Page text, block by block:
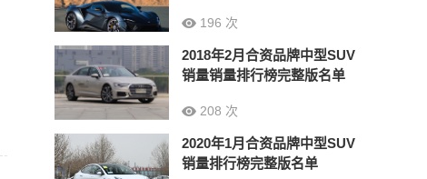
196 次
2018年2月合资品牌中型SUV
销量销量排行榜完整版名单
208 次
2020年1月合资品牌中型SUV
销量排行榜完整版名单